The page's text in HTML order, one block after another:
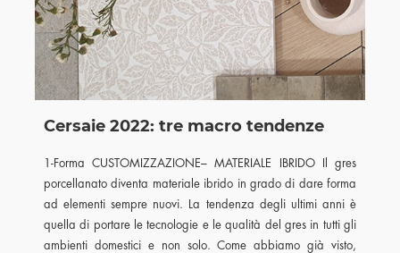
Cersaie 2022: tre macro tendenze
1-Forma CUSTOMIZZAZIONE– MATERIALE IBRIDO Il gres
porcellanato diventa materiale ibrido in grado di dare forma
ad elementi sempre nuovi. La tendenza degli ultimi anni è
quella di portare le tecnologie e le qualità del gres in tutti gli
ambienti domestici e non solo. Come abbiamo già visto,